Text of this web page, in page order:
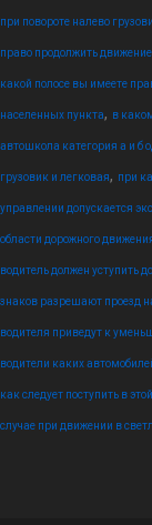
при повороте налево
право продолжить
какой полосе вы имеете
населенных пункта, в
автошкола категория а и б
грузовик и легковая, при
управлении допускается
области дорожного
водитель должен уступить
знаков разрешают проезд
водителя приведут к
водители каких
как следует поступить в
случае при движении в